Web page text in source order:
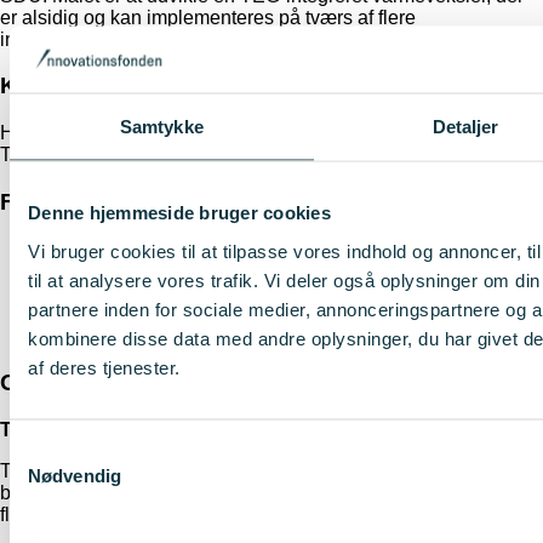
Samtykke Detaljer
Denne hjemmeside bruger cookies
Vi bruger cookies til at tilpasse vores indhold og annoncer,
til at analysere vores trafik. Vi deler også oplysninger om
partnere inden for sociale medier, annonceringspartnere og
kombinere disse data med andre oplysninger, du har givet
af deres tjenester.
Nødvendig
er alsidig og kan implementeres på tværs af flere
industrisektorer.
Kontakt
Hao Yin, CEO, TEGnology ApS
Tlf. 41 82 47 03, mail:hao@tegnology.dk
Fakta
Innovationsfondens investering: 15.9 mio. kr.
Samlet budget: 22.3 mio. kr.
Varighed: 3,5 år
Officiel titel: PtXellent - Increasing system efficiency of
Power-to-X by integrated thermal energy harvesting
Om partnerne
TEGnology
TEGnology er en førende europæisk virksomhed med fokus på
bæredygtige TEG'er, kendt for sine patenterede materialer og
fleksible TEG-designs.